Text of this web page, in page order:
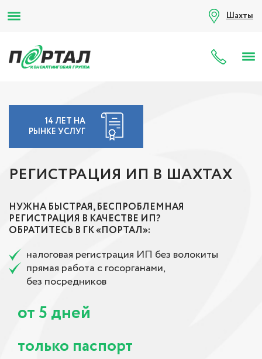
Шахты
8
14 ЛЕТ НА
РЫНКЕ УСЛУГ
РЕГИСТРАЦИЯ ИП В ШАХТАХ
НУЖНА БЫСТРАЯ, БЕСПРОБЛЕМНАЯ
РЕГИСТРАЦИЯ В КАЧЕСТВЕ ИП?
ОБРАТИТЕСЬ В ГК «ПОРТАЛ»:
налоговая регистрация ИП без волокиты
прямая работа с госорганами,
без посредников
от5дней
только паспорт